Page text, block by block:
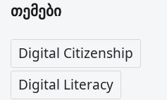
თემები
Digital Citizenship
Digital Literacy